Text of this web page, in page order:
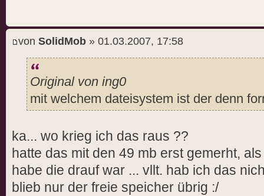
von SolidMob » 01.03.2007, 17:58
Original von ing0
mit welchem dateisystem ist der denn
ka... wo krieg ich das raus ??
hatte das mit den 49 mb erst gemerht,
habe die drauf war ... vllt. hab ich das
blieb nur der freie speicher übrig :/